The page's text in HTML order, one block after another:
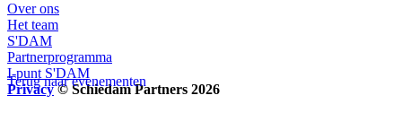
Terug naar evenementen
Over ons
Het team
S'DAM
Partnerprogramma
I-punt S'DAM
Privacy © Schiedam Partners 2026